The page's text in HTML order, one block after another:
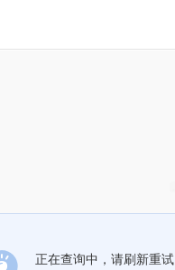
正在查询中，请刷新重试